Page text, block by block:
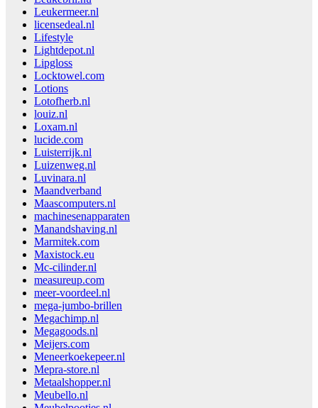
Leukermeer.nl
licensedeal.nl
Lifestyle
Lightdepot.nl
Lipgloss
Locktowel.com
Lotions
Lotofherb.nl
louiz.nl
Loxam.nl
lucide.com
Luisterrijk.nl
Luizenweg.nl
Luvinara.nl
Maandverband
Maascomputers.nl
machinesenapparaten
Manandshaving.nl
Marmitek.com
Maxistock.eu
Mc-cilinder.nl
measureup.com
meer-voordeel.nl
mega-jumbo-brillen
Megachimp.nl
Megagoods.nl
Meijers.com
Meneerkoekepeer.nl
Mepra-store.nl
Metaalshopper.nl
Meubello.nl